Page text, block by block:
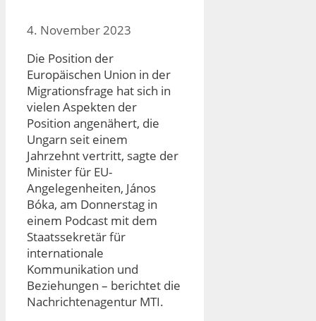
4. November 2023
Die Position der
Europäischen Union in der
Migrationsfrage hat sich in
vielen Aspekten der
Position angenähert, die
Ungarn seit einem
Jahrzehnt vertritt, sagte der
Minister für EU-
Angelegenheiten, János
Bóka, am Donnerstag in
einem Podcast mit dem
Staatssekretär für
internationale
Kommunikation und
Beziehungen – berichtet die
Nachrichtenagentur MTI.